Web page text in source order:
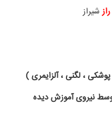
شیراز
، لگنی ، آلزایمری )
نیروی آموزش دیده